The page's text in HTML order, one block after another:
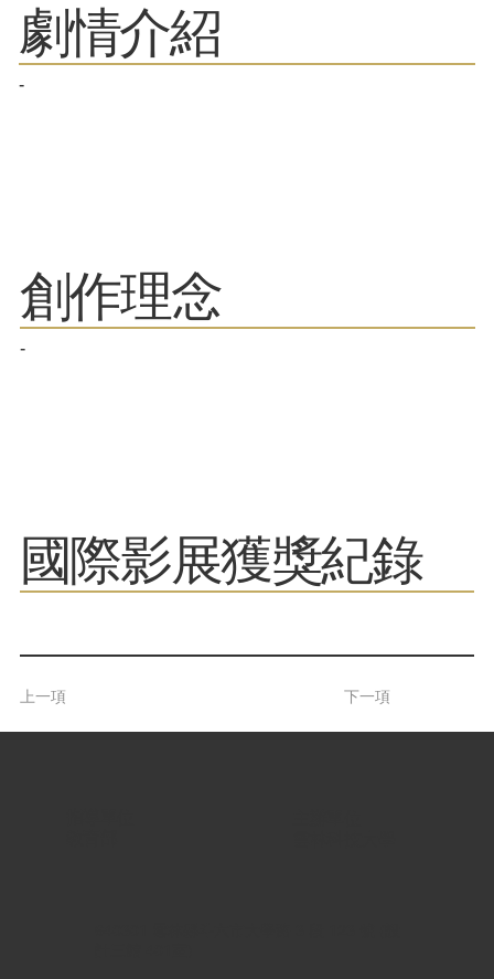
劇情介紹
-
​創作理念
-
​國際影展獲獎紀錄
上一項 下一項